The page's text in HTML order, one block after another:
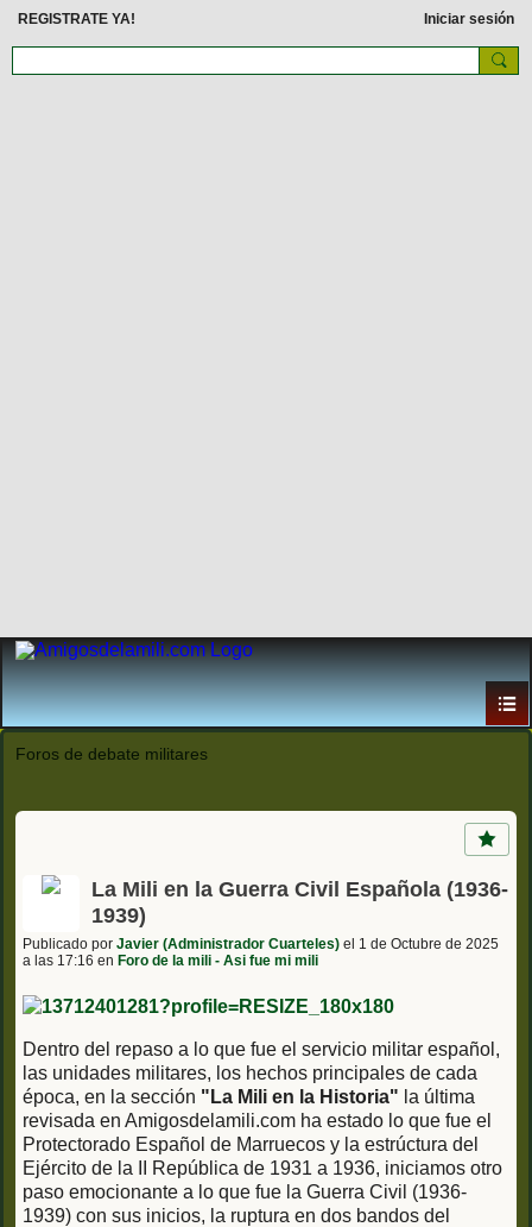
REGISTRATE YA! Iniciar sesión
Foros de debate militares
La Mili en la Guerra Civil Española (1936-
1939)
Publicado por Javier (Administrador Cuarteles) el 1 de Octubre de 2025
a las 17:16 en Foro de la mili - Asi fue mi mili
Dentro del repaso a lo que fue el servicio militar español,
las unidades militares, los hechos principales de cada
época, en la sección "La Mili en la Historia" la última
revisada en Amigosdelamili.com ha estado lo que fue el
Protectorado Español de Marruecos y la estrúctura del
Ejército de la II República de 1931 a 1936, iniciamos otro
paso emocionante a lo que fue la Guerra Civil (1936-
1939) con sus inicios, la ruptura en dos bandos del